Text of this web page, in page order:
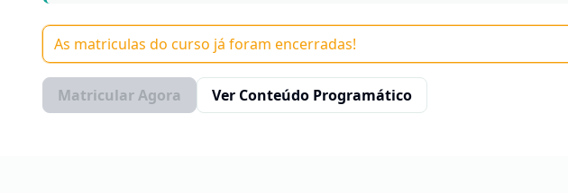
As matriculas do curso já foram encerradas!
Matricular Agora Ver Conteúdo Programático